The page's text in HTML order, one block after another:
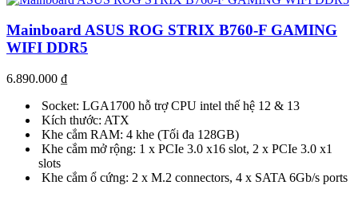
Mainboard ASUS ROG STRIX B760-F GAMING
WIFI DDR5
6.890.000 ₫
Socket: LGA1700 hỗ trợ CPU intel thế hệ 12 & 13
Kích thước: ATX
Khe cắm RAM: 4 khe (Tối đa 128GB)
Khe cắm mở rộng: 1 x PCIe 3.0 x16 slot, 2 x PCIe 3.0 x1
slots
Khe cắm ổ cứng: 2 x M.2 connectors, 4 x SATA 6Gb/s ports